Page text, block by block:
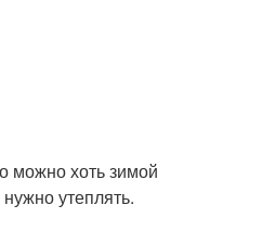
можно хоть зимой
утеплять.